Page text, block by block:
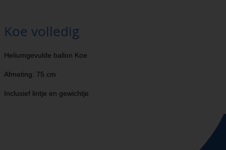
Koe volledig
Heliumgevulde ballon Koe
Afmeting: 75 cm
Inclusief lintje en gewichtje